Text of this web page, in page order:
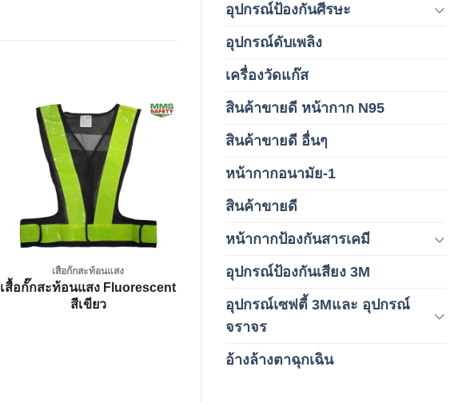
อุปกรณ์ป้องกันศีรษะ
อุปกรณ์ดับเพลิง
เครื่องวัดแก๊ส
สินค้าขายดี หน้ากาก N95
สินค้าขายดี อื่นๆ
หน้ากากอนามัย-1
สินค้าขายดี
หน้ากากป้องกันสารเคมี
อุปกรณ์ป้องกันเสียง 3M
อุปกรณ์เซฟตี้ 3Mและ อุปกรณ์
จราจร
อ้างล้างตาฉุกเฉิน
Add to
wishlist
เสื้อกั๊กสะท้อนแสง
เสื้อกั๊กสะท้อนแสง Fluorescent
สีเขียว